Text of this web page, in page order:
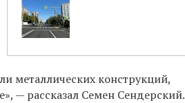
металлических конструкций,
— рассказал Семен Сендерский.